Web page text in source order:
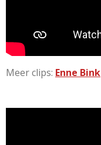
Meer clips: Enne Bink